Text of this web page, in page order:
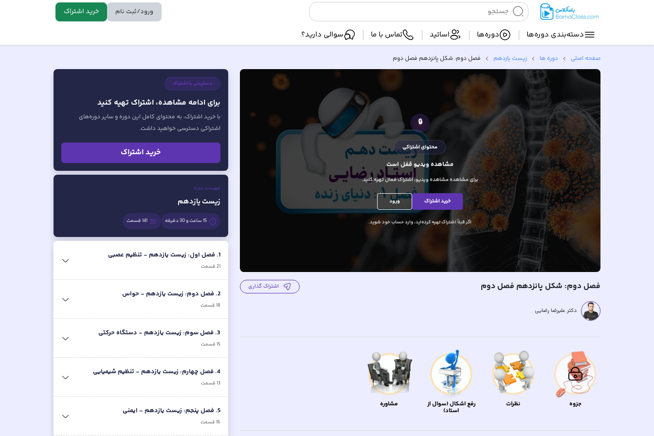
ورود/ثبت نام خرید اشتراک
دسته‌بندی‌ دوره‌ها دوره‌ها اساتید تماس با ما سوالی دارید؟
صفحه اصلی دوره ها زیست یازدهم فصل دوم: شکل پانزدهم فصل دوم
🔒
محتوای اشتراکی
مشاهده ویدیو قفل است
برای مشاهده مشاهده ویدیو، اشتراک فعال تهیه کنید.
خرید اشتراک ورود
اگر قبلاًاشتراک تهیه کرده‌اید، وارد حساب خود شوید.
فصل دوم: شکل پانزدهم فصل دوم اشتراک گذاری
دکتر علیرضا رضایی
جزوه نظرات رفع اشکال (سوال از
استاد)
مشاوره
دسترسی با اشتراک
برای ادامه مشاهده، اشتراک تهیه کنید
با خرید اشتراک، به محتوای کامل این دوره و سایر دوره‌های
اشتراکی دسترسی خواهید داشت.
خرید اشتراک
فهرست دوره
زیست یازدهم
15 ساعت و 30 دقیقه 141قسمت
1
.فصل اول: زیست یازدهم - تنظیم عصبی
21قسمت
2
.فصل دوم: زیست یازدهم - حواس
18قسمت
3
.فصل سوم: زیست یازدهم - دستگاه حرکتی
15قسمت
4
.فصل چهارم: زیست یازدهم - تنظیم شیمیایی
13قسمت
5
.فصل پنجم: زیست یازدهم - ایمنی
16قسمت